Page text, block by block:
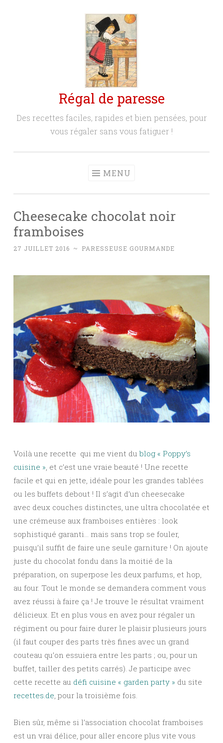
Régal de paresse
Des recettes faciles, rapides et bien pensées, pour
vous régaler sans vous fatiguer !
MENU
Cheesecake chocolat noir
framboises
27 JUILLET 2016 ~ PARESSEUSE GOURMANDE
Voilà une recette qui me vient du blog « Poppy’s
cuisine » , et c’est une vraie beauté ! Une recette
facile et qui en jette, idéale pour les grandes tablées
ou les buffets debout ! Il s’agit d’un cheesecake
avec deux couches distinctes, une ultra chocolatée et
une crémeuse aux framboises entières : look
sophistiqué garanti… mais sans trop se fouler,
puisqu’il suffit de faire une seule garniture ! On ajoute
juste du chocolat fondu dans la moitié de la
préparation, on superpose les deux parfums, et hop,
au four. Tout le monde se demandera comment vous
avez réussi à faire ça ! Je trouve le résultat vraiment
délicieux. Et en plus vous en avez pour régaler un
régiment ou pour faire durer le plaisir plusieurs jours
(il faut couper des parts très fines avec un grand
couteau qu’on essuiera entre les parts ; ou, pour un
buffet, tailler des petits carrés). Je participe avec
cette recette au défi cuisine « garden party » du site
recettes.de , pour la troisième fois.
Bien sûr, même si l’association chocolat framboises
est un vrai délice, pour aller encore plus vite vous